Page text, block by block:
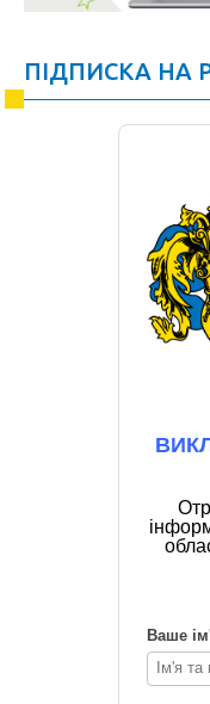
ПІДПИСКА НА
Ваше